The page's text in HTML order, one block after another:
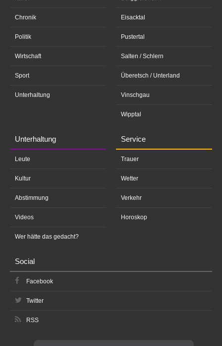
Chronik
Politik
Wirtschaft
Sport
Unterhaltung
Eisacktal
Pustertal
Salten / Schlern
Überetsch / Unterland
Vinschgau
Wipptal
Unterhaltung
Leute
Kultur
Abstimmung
Videos
Wer hätte das gedacht?
Service
Trauer
Wetter
Verkehr
Horoskop
Social
Facebook
Twitter
RSS